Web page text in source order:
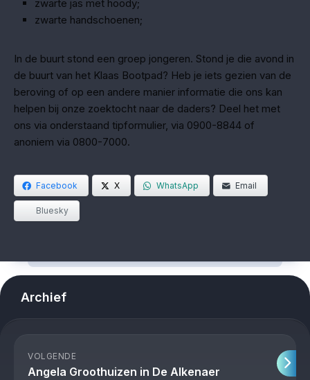
zwarte jas met hoody;
zwarte handschoenen;
In de buurt stond een groep jongeren. Stond je die avond in
de buurt van het Klaas Bootpad? Heb je iets gezien van de
beroving of op een andere manier informatie die ons kan
helpen bij onze zoektocht naar de daders? Deel het met
ons via onderstaand tipformulier, via 0900-8844 of
anoniem via 0800-7000.
Facebook X WhatsApp Email
Bluesky
Archief
VOLGENDE
Angela Groothuizen in De Alkenaer